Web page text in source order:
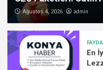
Ağustos 4, 2026 admin
En